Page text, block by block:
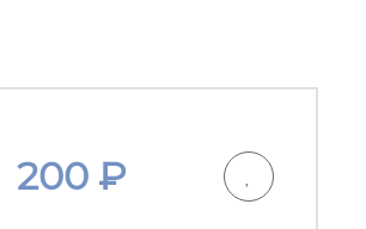
200₽